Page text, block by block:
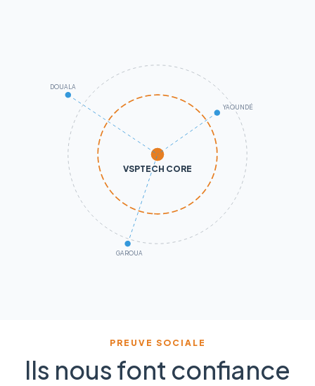
VSPTECH CORE
DOUALA
YAOUNDÉ
GAROUA
PREUVE SOCIALE
Ils nous font confiance